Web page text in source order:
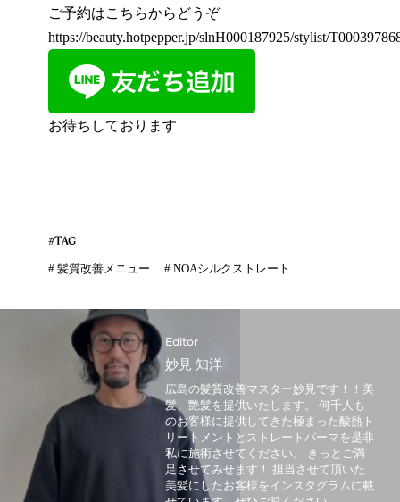
ご予約はこちらからどうぞ
https://beauty.hotpepper.jp/slnH000187925/stylist/
お待ちしております
#TAG
# 髪質改善メニュー #NOAシルクストレート
Editor
妙見 知洋
広島の髪質改善マスター妙見です！！美
髪、艶髪を提供いたします。 何千人も
のお客様に提供してきた極まった酸熱ト
リートメントとストレートパーマを是非
私に施術させてください。 きっとご満
足させてみせます！ 担当させて頂いた
美髪にしたお客様をインスタグラムに載